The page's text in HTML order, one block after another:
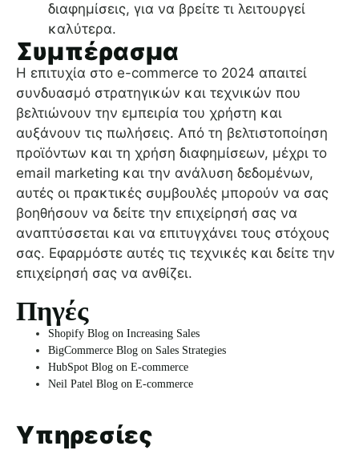
διαφημίσεις, για να βρείτε τι λειτουργεί
καλύτερα.
Συμπέρασμα
Η επιτυχία στο e-commerce το 2024 απαιτεί
συνδυασμό στρατηγικών και τεχνικών που
βελτιώνουν την εμπειρία του χρήστη και
αυξάνουν τις πωλήσεις. Από τη βελτιστοποίηση
προϊόντων και τη χρήση διαφημίσεων, μέχρι το
email marketing και την ανάλυση δεδομένων,
αυτές οι πρακτικές συμβουλές μπορούν να σας
βοηθήσουν να δείτε την επιχείρησή σας να
αναπτύσσεται και να επιτυγχάνει τους στόχους
σας. Εφαρμόστε αυτές τις τεχνικές και δείτε την
επιχείρησή σας να ανθίζει.
Πηγές
Shopify Blog on Increasing Sales
BigCommerce Blog on Sales Strategies
HubSpot Blog on E-commerce
Neil Patel Blog on E-commerce
Υπηρεσίες